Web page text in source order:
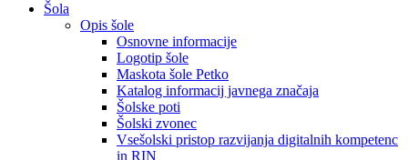
Šola
Opis šole
Osnovne informacije
Logotip šole
Maskota šole Petko
Katalog informacij javnega značaja
Šolske poti
Šolski zvonec
Vsešolski pristop razvijanja digitalnih kompetenc
in RIN